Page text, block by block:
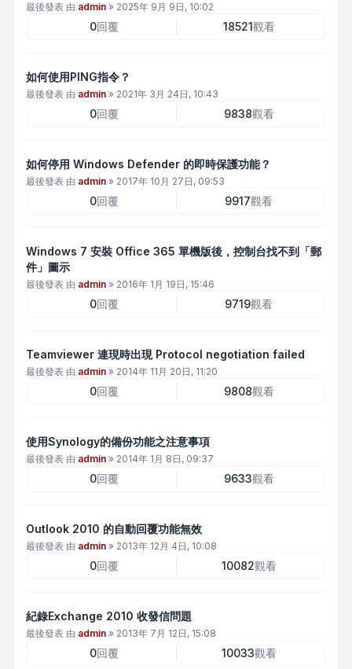
最後發表 由 admin » 2025年 9月 9日, 10:02
0回覆 18521觀看
如何使用PING指令？
最後發表 由 admin » 2021年 3月 24日, 10:43
0回覆 9838觀看
如何停用 Windows Defender 的即時保護功能？
最後發表 由 admin » 2017年 10月 27日, 09:53
0回覆 9917觀看
Windows 7 安裝 Office 365 單機版後，控制台找不到「郵
件」圖示
最後發表 由 admin » 2016年 1月 19日, 15:46
0回覆 9719觀看
Teamviewer 連現時出現 Protocol negotiation failed
最後發表 由 admin » 2014年 11月 20日, 11:20
0回覆 9808觀看
使用Synology的備份功能之注意事項
最後發表 由 admin » 2014年 1月 8日, 09:37
0回覆 9633觀看
Outlook 2010 的自動回覆功能無效
最後發表 由 admin » 2013年 12月 4日, 10:08
0回覆 10082觀看
紀錄Exchange 2010 收發信問題
最後發表 由 admin » 2013年 7月 12日, 15:08
0回覆 10033觀看